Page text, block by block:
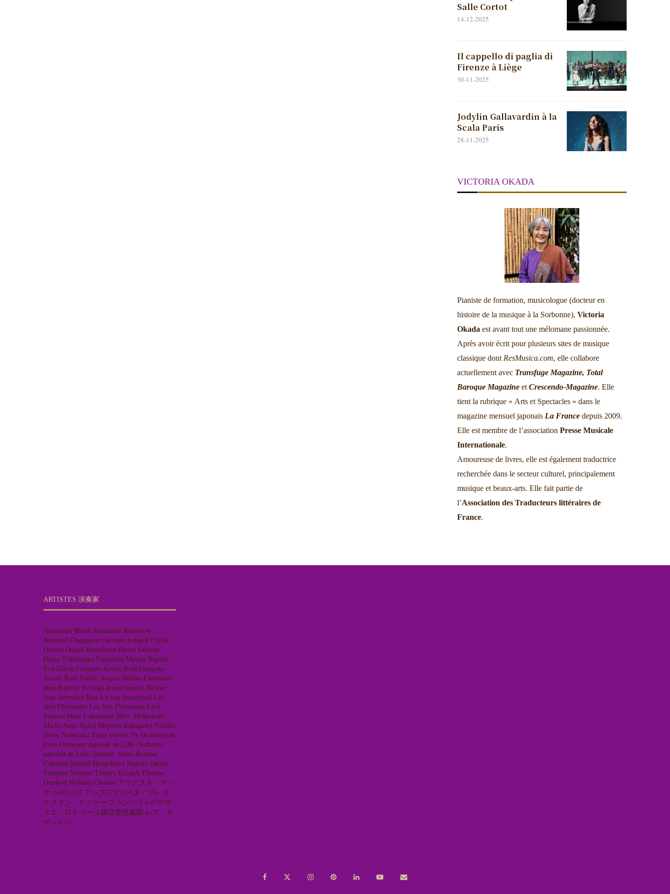
Salle Cortot
14-12-2025
Il cappello di paglia di
Firenze à Liège
30-11-2025
Jodylin Gallavardin à la
Scala Paris
28-11-2025
VICTORIA OKADA
Pianiste de formation, musicologue (docteur en
histoire de la musique à la Sorbonne), Victoria
Okada est avant tout une mélomane passionnée.
Après avoir écrit pour plusieurs sites de musique
classique dont ResMusica.com, elle collabore
actuellement avec Transfuge Magazine, Total
Baroque Magazine et Crescendo-Magazine. Elle
tient la rubrique « Arts et Spectacles » dans le
magazine mensuel japonais La France depuis 2009.
Elle est membre de l’association Presse Musicale
Internationale.
Amoureuse de livres, elle est également traductrice
recherchée dans le secteur culturel, principalement
musique et beaux-arts. Elle fait partie de
l’Association des Traducteurs littéraires de
France.
ARTISTES 演奏家
Alexandre Bloch Alexandre Kantorow
Bertrand Chamayou Caroline Jestaedt Cyrille
Dubois Daniel Barenboim David Salmon
Diana Tishchenko Ensemble Musica Nigella
Eva Zaïcik François-Xavier Roth François-
Xavier Roth Gaëlle Arquez Hélène Carpentier
Jean-Baptiste Fonlupt Jean-François Heisser
Jean-Sébastien Bou Jos van Immerseel Les
Arts Florissants Les Arts Florissants Liya
Petrova Marc Labonnette Marc Minkowski
Marie-Ange Nguci Mayumi Kanagawa Nicolas
Stavy Nobuyuki Tsujii Olivier Py Orchestre de
Paris Orchestre national de Lille Orchestre
national de Lille Quatuor Ardeo Renaud
Capuçon Samuel Hengebaert Shuichi Okada
Takénori Némoto Thierry Escaich Thomas
Dunford William Christie アウグスタ・マッ
ケイ=ロッジ アンブロワジーヌ・ブレ ス
テファン・ドゥグー フランソワ＝グザヴ
ィエ・ロト リール国立管弦楽団 レア・デ
ザンドレ